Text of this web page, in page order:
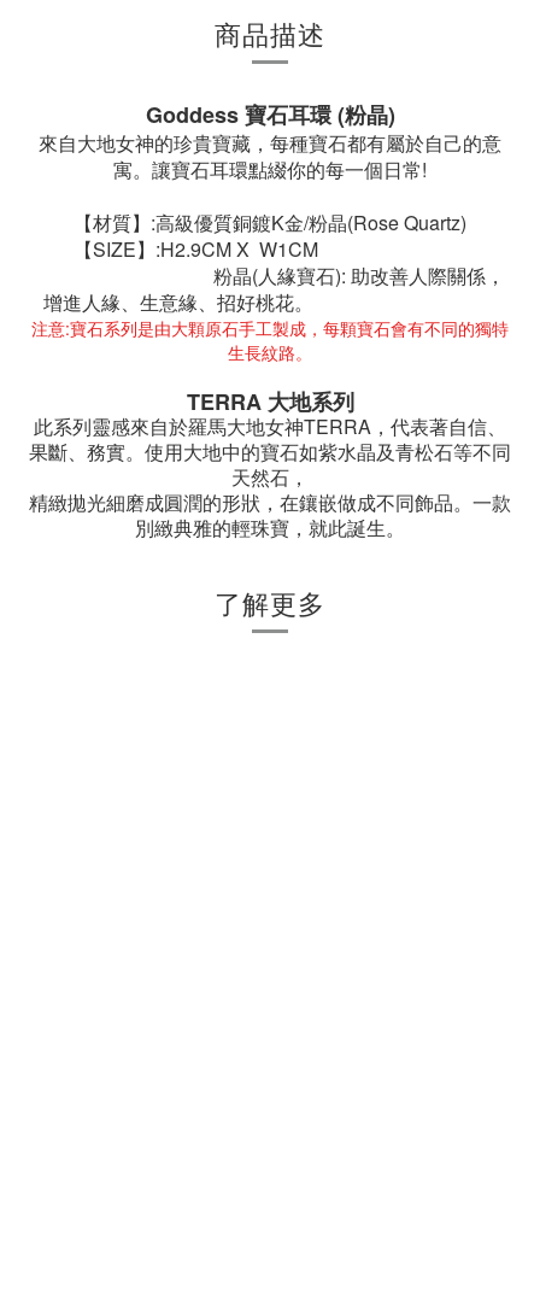
商品描述
Goddess 寶石耳環 (粉晶)
來自大地女神的珍貴寶藏，每種寶石都有屬於自己的意
寓。讓寶石耳環點綴你的每一個日常!
【材質】:高級優質銅鍍K金/粉晶(Rose Quartz)
【SIZE】 :H2.9CM X W1CM
粉晶(人緣寶石): 助改善人際關係，
增進人緣、生意緣、招好桃花。
注意:寶石系列是由大顆原石手工製成，每顆寶石會有不同的獨特
生長紋路。
TERRA 大地系列
此系列靈感來自於羅馬大地女神TERRA ，代表著自信、
果斷、務實。使用大地中的寶石如紫水晶及青松石等不同
天然石，
精緻拋光細磨成圓潤的形狀，在鑲嵌做成不同飾品。 一款
別緻典雅的輕珠寶，就此誕生。
了解更多